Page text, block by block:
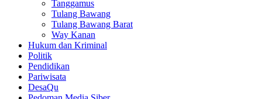
Tanggamus
Tulang Bawang
Tulang Bawang Barat
Way Kanan
Hukum dan Kriminal
Politik
Pendidikan
Pariwisata
DesaQu